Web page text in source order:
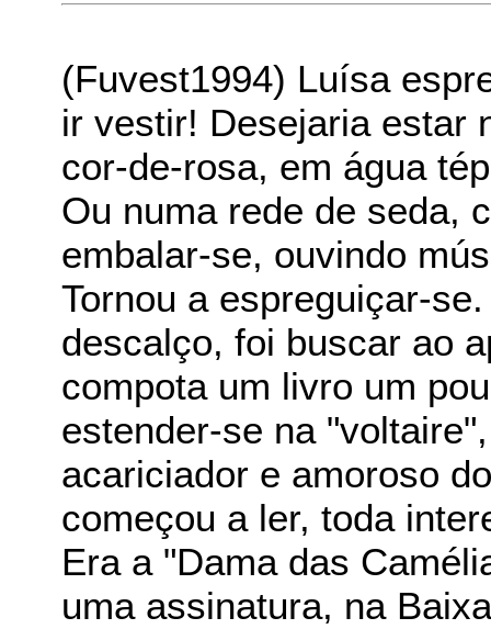
(Fuvest1994) Luísa
ir vestir! Desejaria estar
cor-de-rosa, em água
Ou numa rede de seda,
embalar-se, ouvindo
Tornou a espreguiçar-
descalço, foi buscar ao
compota um livro um
estender-se na
acariciador e amoroso
começou a ler, toda
Era a "Dama das
uma assinatura, na